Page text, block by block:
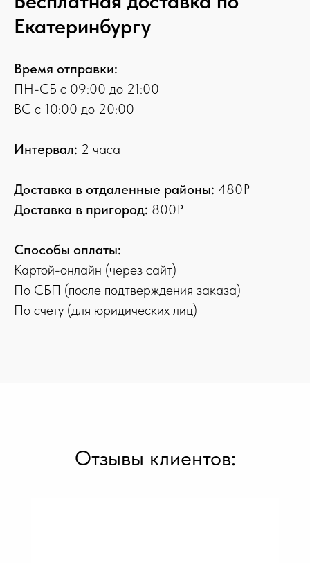
Екатеринбургу
Время отправки:
ПН-СБ с 09:00 до 21:00
ВС с 10:00 до 20:00
Интервал: 2 часа
Доставка в отдаленные районы: 480₽
Доставка в пригород: 800₽
Способы оплаты:
Картой-онлайн (через сайт)
По СБП (после подтверждения заказа)
По счету (для юридических лиц)
Отзывы клиентов: